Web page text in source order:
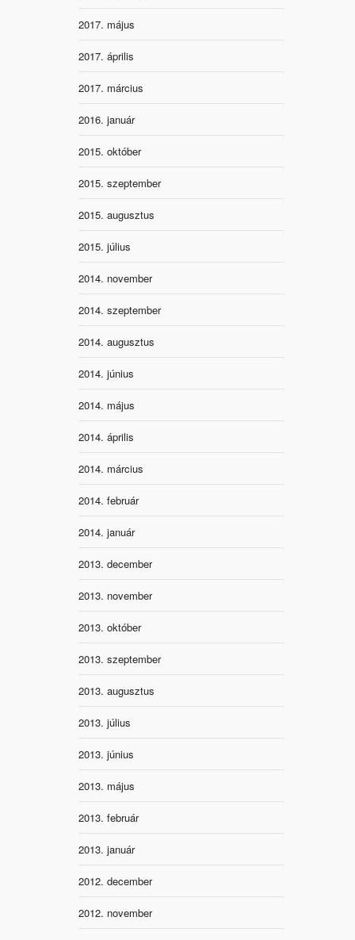
2017. május
2017. április
2017. március
2016. január
2015. október
2015. szeptember
2015. augusztus
2015. július
2014. november
2014. szeptember
2014. augusztus
2014. június
2014. május
2014. április
2014. március
2014. február
2014. január
2013. december
2013. november
2013. október
2013. szeptember
2013. augusztus
2013. július
2013. június
2013. május
2013. február
2013. január
2012. december
2012. november